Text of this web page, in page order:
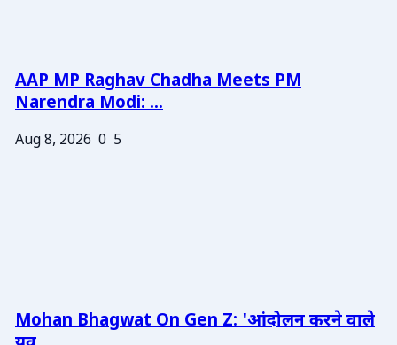
AAP MP Raghav Chadha Meets PM
Narendra Modi: ...
Aug 8, 2026 0 5
Mohan Bhagwat On Gen Z: 'आंदोलन करने वाले